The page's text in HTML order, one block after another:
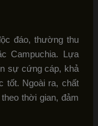
đáo, thường thu
Campuchia. Lựa
sự cứng cáp, khả
tốt. Ngoài ra, chất
thời gian, đảm